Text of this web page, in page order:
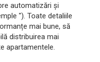
automatizări și
"). Toate detaliile
mai bune, să
distribuirea mai
apartamentele.